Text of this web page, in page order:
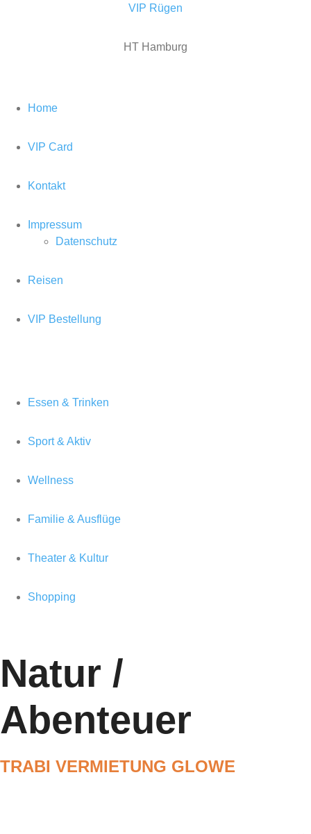
VIP Rügen
HT Hamburg
Home
VIP Card
Kontakt
Impressum
Datenschutz
Reisen
VIP Bestellung
Essen & Trinken
Sport & Aktiv
Wellness
Familie & Ausflüge
Theater & Kultur
Shopping
Natur /
Abenteuer
TRABI VERMIETUNG GLOWE